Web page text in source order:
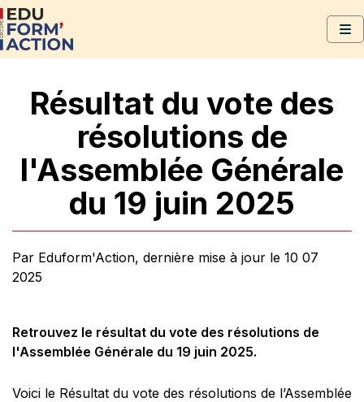
Résultat du vote des
résolutions de
l'Assemblée Générale
du 19 juin 2025
Par Eduform'Action, dernière mise à jour le 10 07
2025
Retrouvez le résultat du vote des résolutions de
l'Assemblée Générale du 19 juin 2025.
Voici le Résultat du vote des résolutions de l’Assemblée